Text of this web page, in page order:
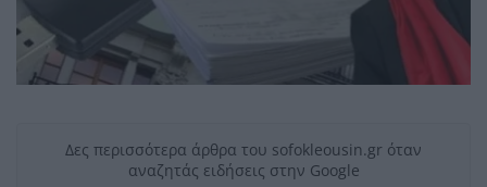
Δες περισσότερα άρθρα του sofokleousin.gr όταν
αναζητάς ειδήσεις στην Google